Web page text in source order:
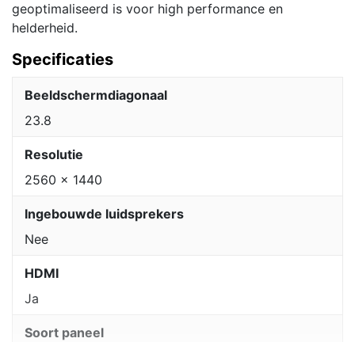
geoptimaliseerd is voor high performance en
helderheid.
Specificaties
Beeldschermdiagonaal
23.8
Resolutie
2560 x 1440
Ingebouwde luidsprekers
Nee
HDMI
Ja
Soort paneel